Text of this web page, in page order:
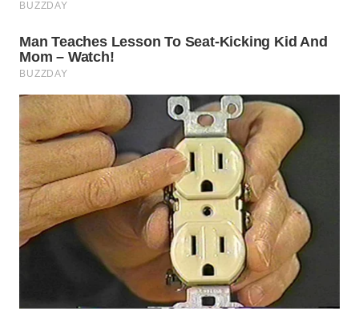
WN
WN
SERIBU
WN
TANGERANG
WN
BINJAI